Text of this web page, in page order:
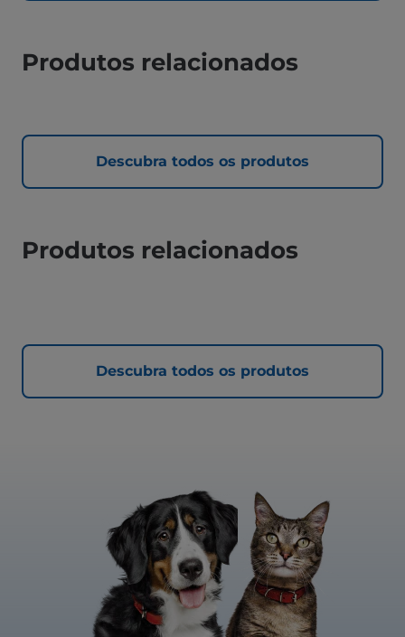
Produtos relacionados
Descubra todos os produtos
Produtos relacionados
Descubra todos os produtos